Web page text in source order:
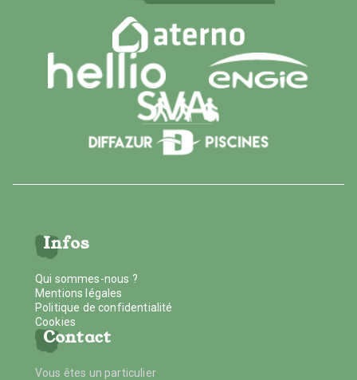
Infos
Qui sommes-nous ?
Mentions légales
Politique de confidentialité
Cookies
Contact
Vous êtes un particulier